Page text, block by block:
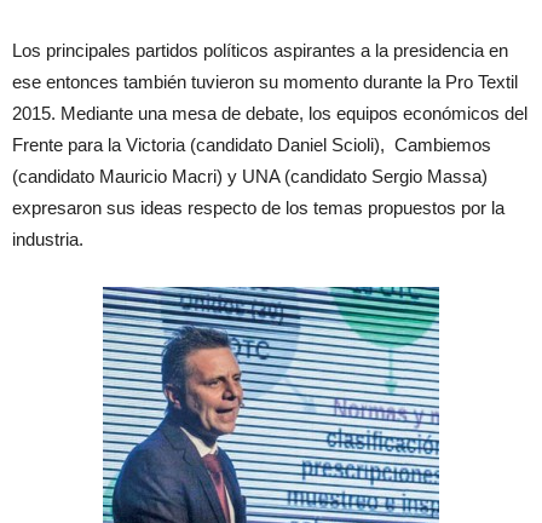
Los principales partidos políticos aspirantes a la presidencia en
ese entonces también tuvieron su momento durante la Pro Textil
2015. Mediante una mesa de debate, los equipos económicos del
Frente para la Victoria (candidato Daniel Scioli), Cambiemos
(candidato Mauricio Macri) y UNA (candidato Sergio Massa)
expresaron sus ideas respecto de los temas propuestos por la
industria.